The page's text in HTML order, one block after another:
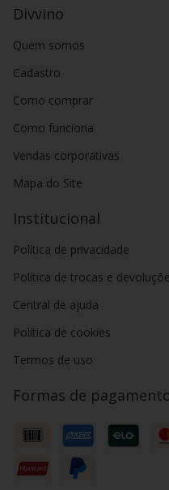
Divvino
Quem somos
Cadastro
Como comprar
Como funciona
Vendas corporativas
Mapa do Site
Institucional
Política de privacidade
Política de trocas e
Central de ajuda
Política de cookies
Termos de uso
Formas de